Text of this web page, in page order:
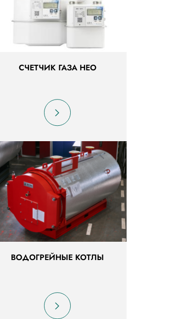
СЧЕТЧИК ГАЗА НЕО
ВОДОГРЕЙНЫЕ КОТЛЫ